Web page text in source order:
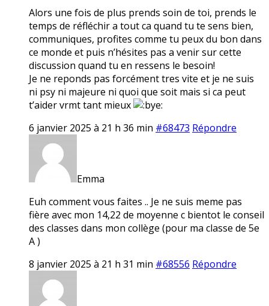
Alors une fois de plus prends soin de toi, prends le
temps de réfléchir a tout ca quand tu te sens bien,
communiques, profites comme tu peux du bon dans
ce monde et puis n’hésites pas a venir sur cette
discussion quand tu en ressens le besoin!
Je ne reponds pas forcément tres vite et je ne suis
ni psy ni majeure ni quoi que soit mais si ca peut
t’aider vrmt tant mieux
6 janvier 2025 à 21 h 36 min #68473 Répondre
Emma
Euh comment vous faites .. Je ne suis meme pas
fière avec mon 14,22 de moyenne c bientot le conseil
des classes dans mon collège (pour ma classe de 5e
A )
8 janvier 2025 à 21 h 31 min #68556 Répondre